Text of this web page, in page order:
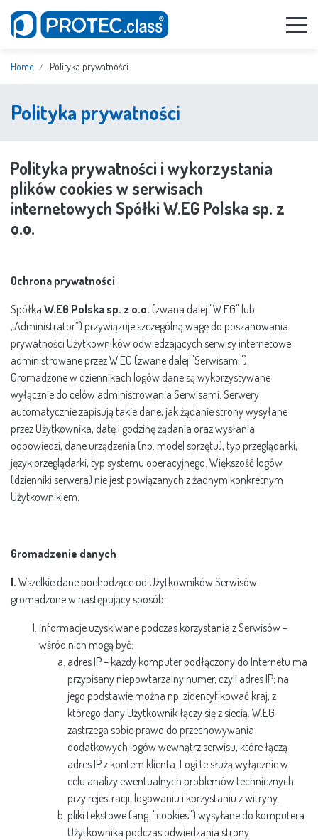
Home Polityka prywatności
Polityka prywatności
Polityka prywatności i wykorzystania
plików cookies w serwisach
internetowych Spółki W.EG Polska sp. z
o.o.
Ochrona prywatności
Spółka W.EG Polska sp. z o.o. (zwana dalej "W.EG" lub
„Administrator”) przywiązuje szczególną wagę do poszanowania
prywatności Użytkowników odwiedzających serwisy internetowe
administrowane przez W.EG (zwane dalej "Serwisami").
Gromadzone w dziennikach logów dane są wykorzystywane
wyłącznie do celów administrowania Serwisami. Serwery
automatycznie zapisują takie dane, jak żądanie strony wysyłane
przez Użytkownika, datę i godzinę żądania oraz wysłania
odpowiedzi, dane urządzenia (np. model sprzętu), typ przeglądarki,
język przeglądarki, typ systemu operacyjnego. Większość logów
(dzienniki serwera) nie jest powiązanych z żadnym konkretnym
Użytkownikiem.
Gromadzenie danych
I. Wszelkie dane pochodzące od Użytkowników Serwisów
gromadzone w następujący sposób:
informacje uzyskiwane podczas korzystania z Serwisów –
wśród nich mogą być:
adres IP – każdy komputer podłączony do Internetu ma
przypisany niepowtarzalny numer, czyli adres IP; na
jego podstawie można np. zidentyfikować kraj, z
którego dany Użytkownik łączy się z siecią. W.EG
zastrzega sobie prawo do przechowywania
dodatkowych logów wewnątrz serwisu, które łączą
adres IP z kontem klienta. Logi te służą wyłącznie w
celu analizy ewentualnych problemów technicznych
przy rejestracji, logowaniu i korzystaniu z witryny.
pliki tekstowe (ang. "cookies") wysyłane do komputera
Użytkownika podczas odwiedzania strony